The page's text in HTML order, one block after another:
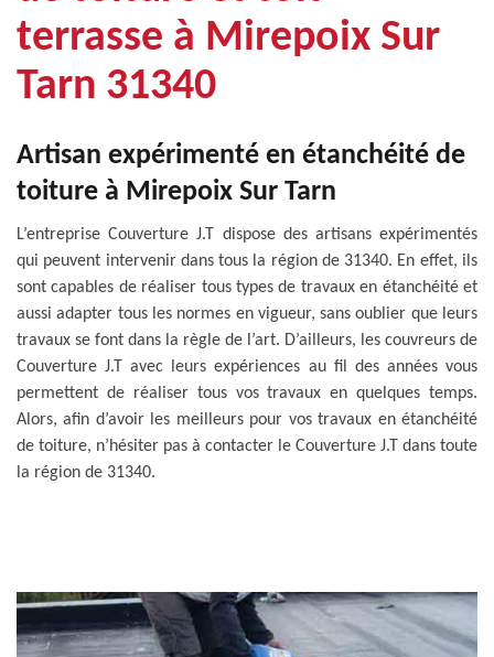
terrasse à Mirepoix Sur
Tarn 31340
Artisan expérimenté en étanchéité de
toiture à Mirepoix Sur Tarn
L’entreprise Couverture J.T dispose des artisans expérimentés
qui peuvent intervenir dans tous la région de 31340. En effet, ils
sont capables de réaliser tous types de travaux en étanchéité et
aussi adapter tous les normes en vigueur, sans oublier que leurs
travaux se font dans la règle de l’art. D’ailleurs, les couvreurs de
Couverture J.T avec leurs expériences au fil des années vous
permettent de réaliser tous vos travaux en quelques temps.
Alors, afin d’avoir les meilleurs pour vos travaux en étanchéité
de toiture, n’hésiter pas à contacter le Couverture J.T dans toute
la région de 31340.